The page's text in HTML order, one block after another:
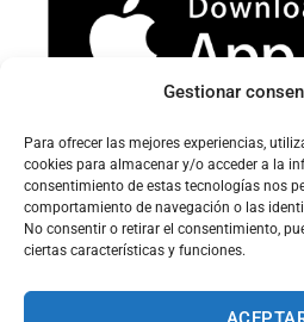
Gestionar
Para ofrecer las mejores experiencias,
cookies para almacenar y/o acceder a la
consentimiento de estas tecnologías nos
comportamiento de navegación o las
No consentir o retirar el consentimiento,
ciertas características y funciones.
Avertissement sur le spam :
Veuillez vérifier votre dossier spam
recevoir nos e-mails.